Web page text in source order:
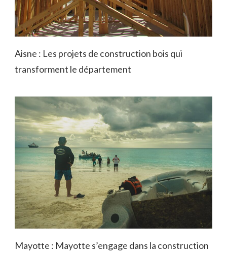
Aisne : Les projets de construction bois qui
transforment le département
Mayotte : Mayotte s’engage dans la construction